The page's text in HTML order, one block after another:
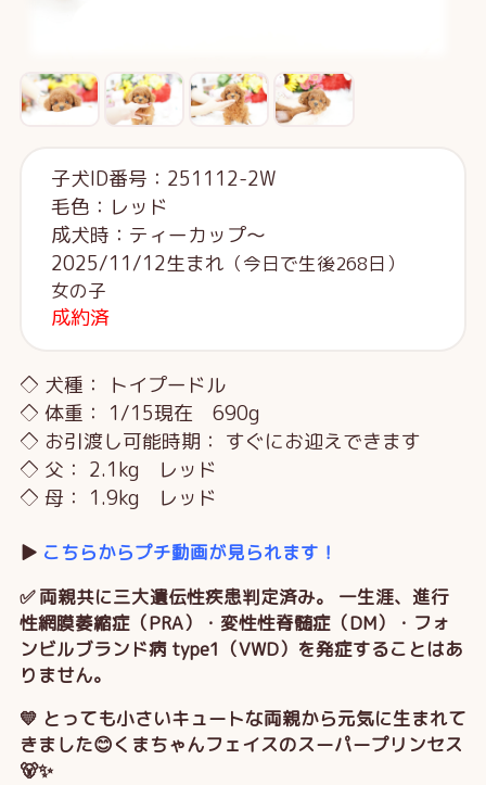
子犬ID番号：251112-2W
毛色：レッド
成犬時：ティーカップ～
2025/11/12生まれ （今日で生後268日）
女の子
成約済
◇ 犬種： トイプードル
◇ 体重： 1/15現在 690g
◇ お引渡し可能時期： すぐにお迎えできます
◇ 父： 2.1kg レッド
◇ 母： 1.9kg レッド
▶️ こちらからプチ動画が見られます！
✅ 両親共に三大遺伝性疾患判定済み。 一生涯、進行
性網膜萎縮症（PRA）・変性性脊髄症（DM）・フォ
ンビルブランド病 type1（VWD）を発症することはあ
りません。
💛 とっても小さいキュートな両親から元気に生まれて
きました😊くまちゃんフェイスのスーパープリンセス
🐻✨